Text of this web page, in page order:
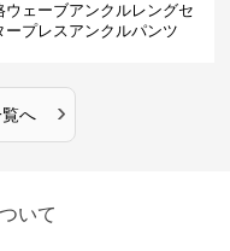
ウェーブアンクルレングセ
ープレスアンクルパンツ
へ ›
いて